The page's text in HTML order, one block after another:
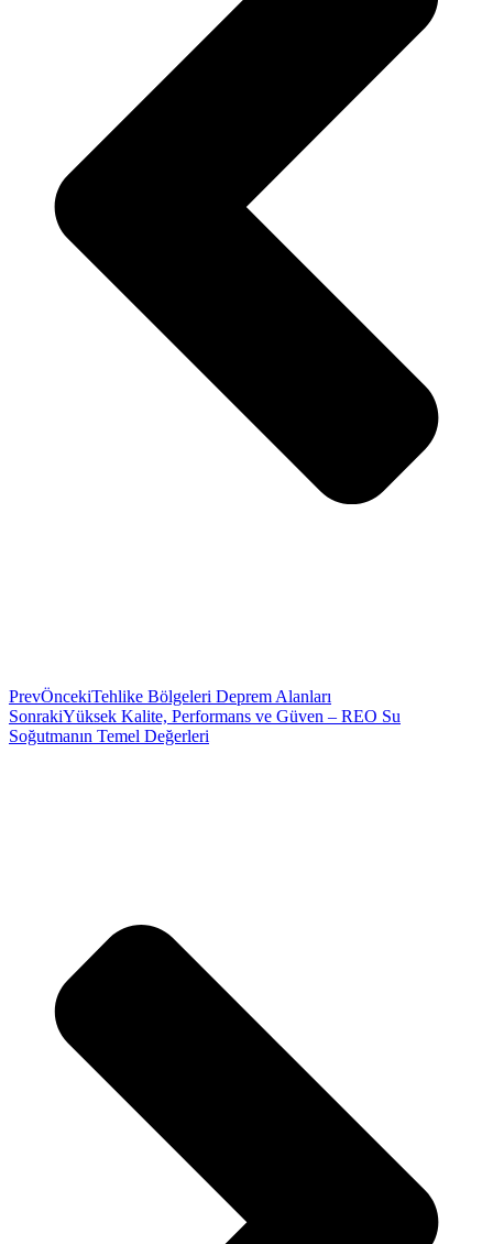
PrevÖncekiTehlike Bölgeleri Deprem Alanları
SonrakiYüksek Kalite, Performans ve Güven – REO Su
Soğutmanın Temel Değerleri